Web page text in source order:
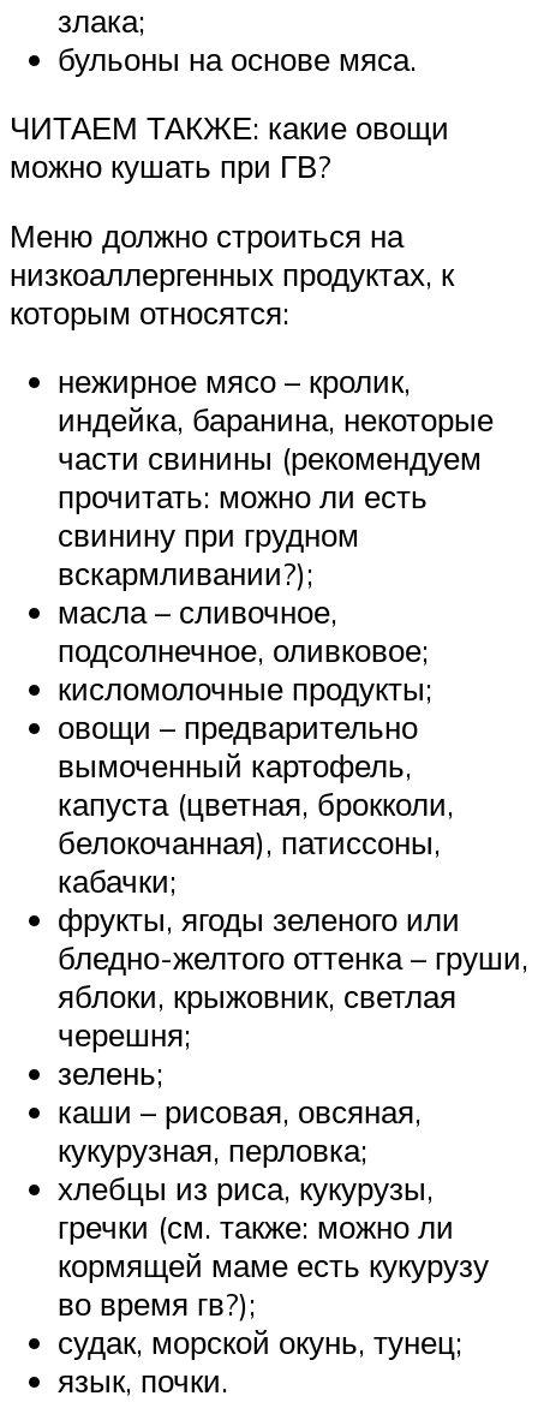
злака;
бульоны на основе мяса.
ЧИТАЕМ ТАКЖЕ: какие овощи
можно кушать при ГВ?
Меню должно строиться на
низкоаллергенных продуктах, к
которым относятся:
нежирное мясо – кролик,
индейка, баранина, некоторые
части свинины (рекомендуем
прочитать: можно ли есть
свинину при грудном
вскармливании?);
масла – сливочное,
подсолнечное, оливковое;
кисломолочные продукты;
овощи – предварительно
вымоченный картофель,
капуста (цветная, брокколи,
белокочанная), патиссоны,
кабачки;
фрукты, ягоды зеленого или
бледно-желтого оттенка – груши,
яблоки, крыжовник, светлая
черешня;
зелень;
каши – рисовая, овсяная,
кукурузная, перловка;
хлебцы из риса, кукурузы,
гречки (см. также: можно ли
кормящей маме есть кукурузу
во время гв?);
судак, морской окунь, тунец;
язык, почки.